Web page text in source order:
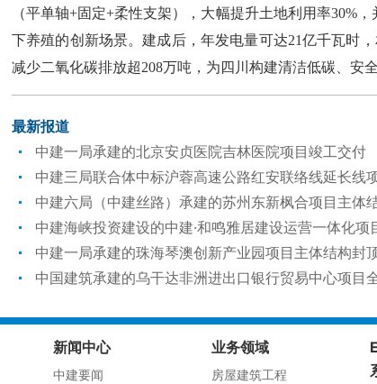
（平单轴+固定+柔性支架），大幅提升土地利用率30%
下养殖的创新场景。建成后，年发电量可达21亿千瓦时
减少二氧化碳排放超208万吨，为四川构建清洁低碳、安
最新报道
中建一局承建的北京安贞医院吉林医院项目竣工交付
中建三局联合体中标沪蓉高速公路红安联络线延长线
中建六局（中建丝路）承建的苏州东新枫合项目主体
中建海峡投资建设的中建·和鸣雅居建设运营一体化项
中建一局承建的珠海琴澳创新产业园项目主体结构封
中国建筑承建的乌干达非洲进出口银行贸易中心项目
新闻中心
中建要闻
业务领域
房屋建筑工程